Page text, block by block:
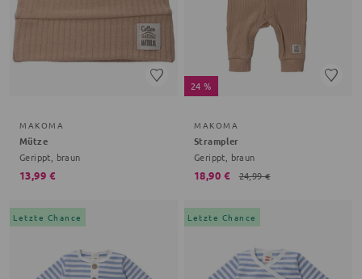
MAKOMA
Mütze
Gerippt, braun
13,99 €
24 %
MAKOMA
Strampler
Gerippt, braun
18,90 € 24,99 €
Letzte Chance Letzte Chance